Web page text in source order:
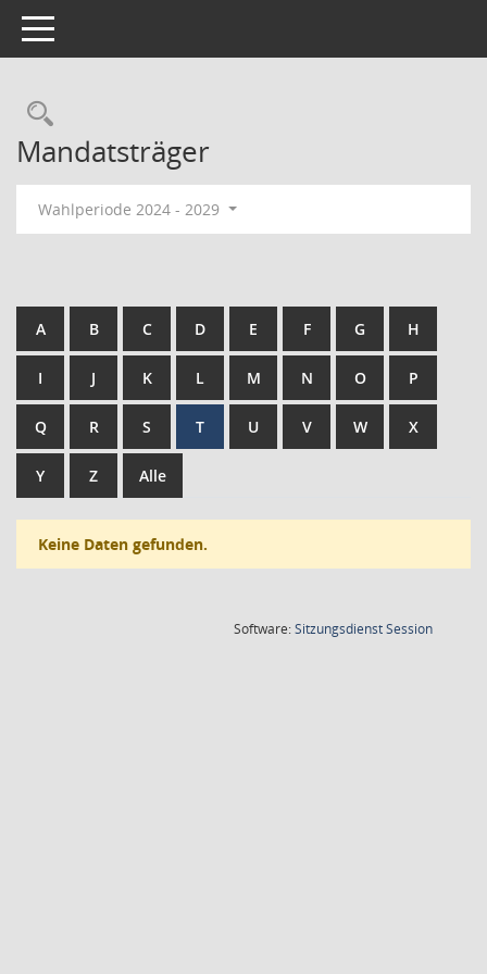
Toggle navigation
Mandatsträger
Wahlperiode 2024 - 2029
A B C D E F G H
I J K L M N O P
Q R S T U V W X
Y Z Alle
Keine Daten gefunden.
Software:SitzungsdienstSession(Wird in